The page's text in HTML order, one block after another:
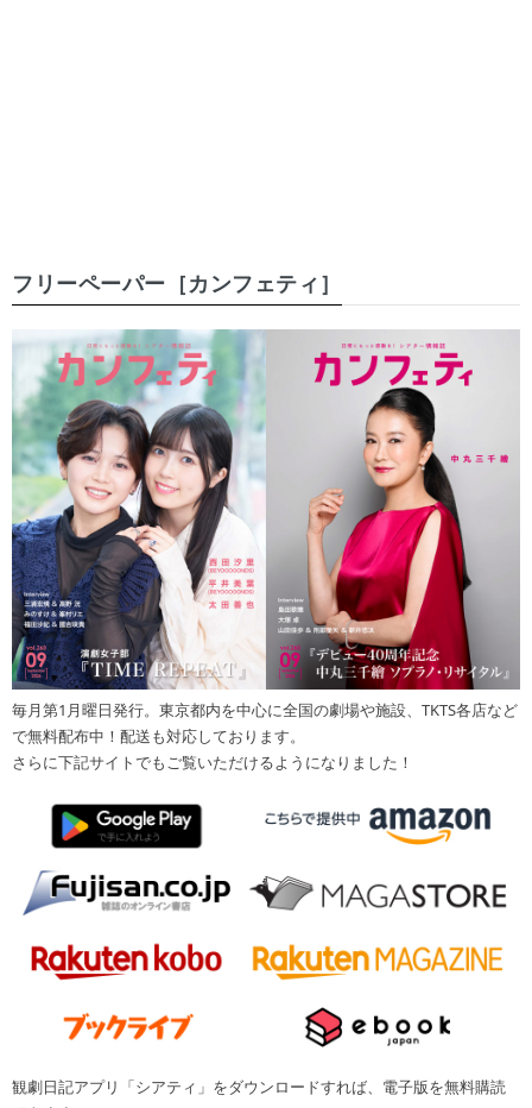
フリーペーパー［カンフェティ］
毎月第1月曜日発行。東京都内を中心に全国の劇場や施設、TKTS各店など
で無料配布中！配送も対応しております。
さらに下記サイトでもご覧いただけるようになりました！
観劇日記アプリ「シアティ」をダウンロードすれば、電子版を無料購読